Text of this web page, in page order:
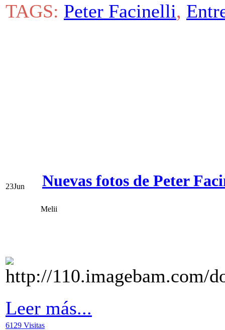
TAGS: Peter Facinelli,
23Jun Nuevas fotos de Peter
Melii
Leer más...
6129 Visitas